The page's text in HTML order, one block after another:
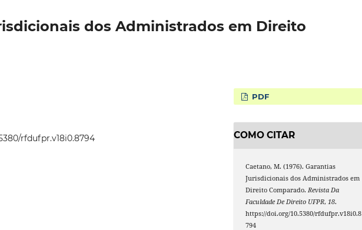
dos Administrados em Direito
rfdufpr.v18i0.8794
PDF
COMO CITAR
Caetano, M. (1976). Garantias
Jurisdicionais dos Administrados em
Direito Comparado.Revista Da
Faculdade De Direito UFPR,18.
https://doi.org/10.5380/rfdufpr.v18i0.8
794